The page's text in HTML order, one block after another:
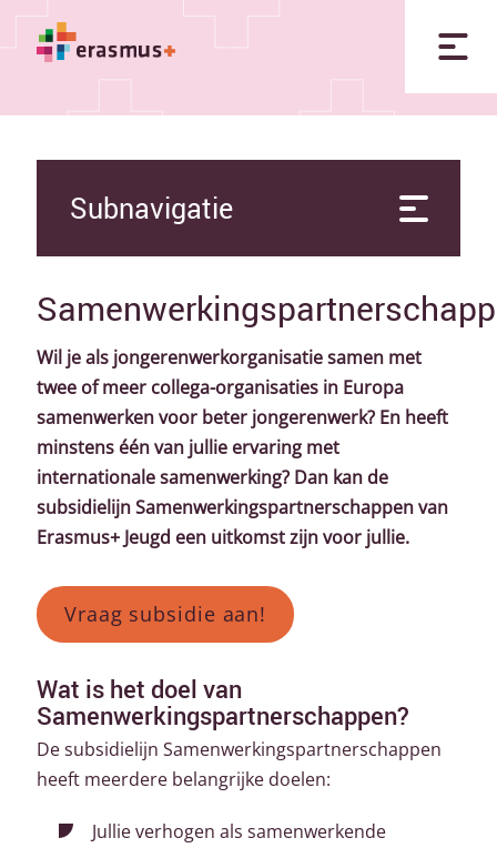
Subnavigatie
Wil je als jongerenwerkorganisatie samen met
twee of meer collega-organisaties in Europa
samenwerken voor beter jongerenwerk? En heeft
minstens één van jullie ervaring met
internationale samenwerking? Dan kan de
subsidielijn Samenwerkingspartnerschappen van
Erasmus+ Jeugd een uitkomst zijn voor jullie.
Vraag subsidie aan!
Wat is het doel van
Samenwerkingspartnerschappen?
De subsidielijn Samenwerkingspartnerschappen
heeft meerdere belangrijke doelen:
Jullie verhogen als samenwerkende